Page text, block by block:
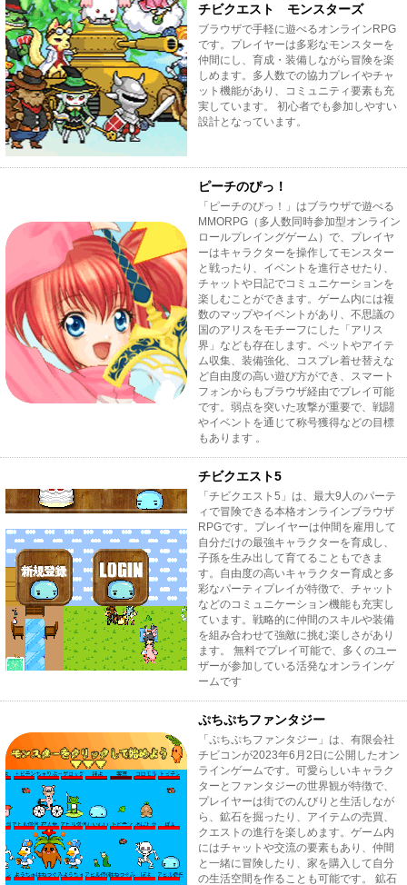
チビクエスト モンスターズ
ブラウザで手軽に遊べるオンラインRPG
です。プレイヤーは多彩なモンスターを
仲間にし、育成・装備しながら冒険を楽
しめます。多人数での協力プレイやチャ
ット機能があり、コミュニティ要素も充
実しています。 初心者でも参加しやすい
設計となっています。
ピーチのぴっ！
「ピーチのぴっ！」はブラウザで遊べる
MMORPG（多人数同時参加型オンライン
ロールプレイングゲーム）で、プレイヤ
ーはキャラクターを操作してモンスター
と戦ったり、イベントを進行させたり、
チャットや日記でコミュニケーションを
楽しむことができます。ゲーム内には複
数のマップやイベントがあり、不思議の
国のアリスをモチーフにした「アリス
界」なども存在します。ペットやアイテ
ム収集、装備強化、コスプレ着せ替えな
ど自由度の高い遊び方ができ、スマート
フォンからもブラウザ経由でプレイ可能
です。弱点を突いた攻撃が重要で、戦闘
やイベントを通じて称号獲得などの目標
もあります 。
チビクエスト5
「チビクエスト5」は、最大9人のパーテ
ィで冒険できる本格オンラインブラウザ
RPGです。プレイヤーは仲間を雇用して
自分だけの最強キャラクターを育成し、
子孫を生み出して育てることもできま
す。自由度の高いキャラクター育成と多
彩なパーティプレイが特徴で、チャット
などのコミュニケーション機能も充実し
ています。戦略的に仲間のスキルや装備
を組み合わせて強敵に挑む楽しさがあり
ます。 無料でプレイ可能で、多くのユー
ザーが参加している活発なオンラインゲ
ームです
ぷちぷちファンタジー
「ぷちぷちファンタジー」は、有限会社
チビコンが2023年6月2日に公開したオン
ラインゲームです。可愛らしいキャラク
ターとファンタジーの世界観が特徴で、
プレイヤーは街でのんびりと生活しなが
ら、鉱石を掘ったり、アイテムの売買、
クエストの進行を楽しめます。ゲーム内
にはチャットや交流の要素もあり、仲間
と一緒に冒険したり、家を購入して自分
の生活空間を作ることも可能です。 鉱石